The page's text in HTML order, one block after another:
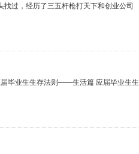
过，经历了三五杆枪打天下和创业公司
毕业生生存法则——生活篇 应届毕业生生